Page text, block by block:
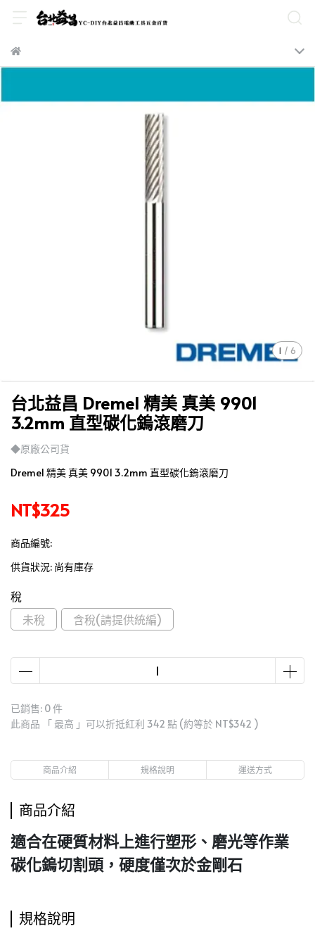
1 / 6
台北益昌 Dremel 精美 真美 9901
3.2mm 直型碳化鎢滾磨刀
◆原廠公司貨
Dremel 精美 真美 9901 3.2mm 直型碳化鎢滾磨刀
NT$325
商品編號:
供貨狀況: 尚有庫存
稅
未稅
含稅(請提供統編)
已銷售: 0 件
此商品 「 最高 」可以折抵紅利 342 點 (約等於 NT$342 )
商品介紹 規格說明 運送方式
商品介紹
適合在硬質材料上進行塑形、磨光等作業
碳化鎢切割頭，硬度僅次於金剛石
規格說明